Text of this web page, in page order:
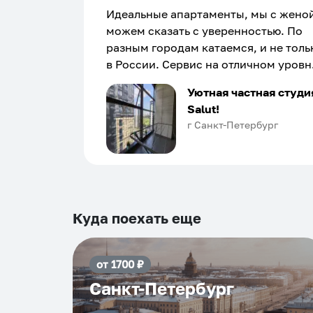
Идеальные апартаменты, мы с
можем сказать с уверенностью. По
разным городам катаемся, и не
в России. Сервис на отличном
Хозяин апартаментов доброй души
человек, всегда можно
подскажет что как и почему.
Рекомендуем на 100% и вам, и
и сами будем приезжать еще...
Уютная частная
Salut!
г Санкт-Петербург
Куда поехать еще
от 1700₽
Санкт-Петербург